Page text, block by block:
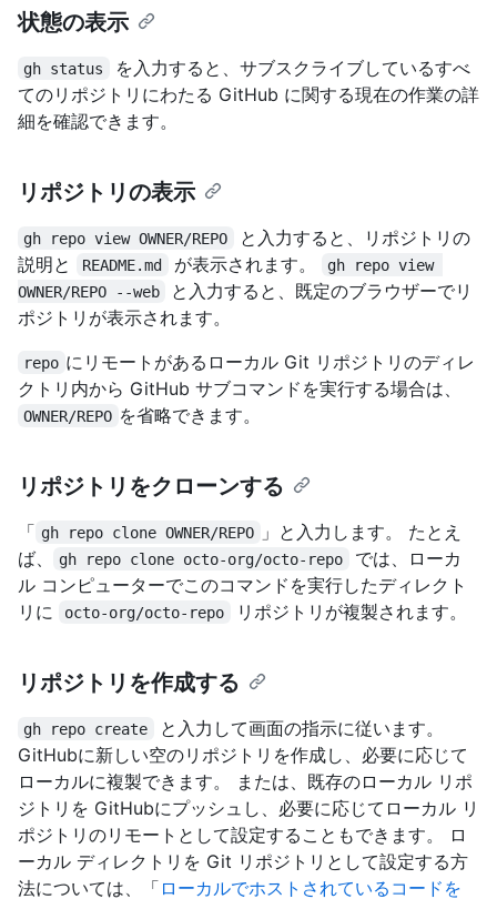
状態の表示
gh status
を入力すると、サブスクライブしているすべ
てのリポジトリにわたる GitHub に関する現在の作業の詳
細を確認できます。
リポジトリの表示
gh repo view OWNER/REPO
と入力すると、リポジトリの
説明と
README.md が表示されます。
gh repo view
OWNER/REPO --web
と入力すると、既定のブラウザーでリ
ポジトリが表示されます。
repo にリモートがあるローカル Git リポジトリのディレ
クトリ内から GitHub サブコマンドを実行する場合は、
OWNER/REPO を省略できます。
リポジトリをクローンする
「 gh repo clone OWNER/REPO
」と入力します。 たとえ
ば、
gh repo clone octo-org/octo-repo
では、ローカ
ル コンピューターでこのコマンドを実行したディレクト
リに
octo-org/octo-repo リポジトリが複製されます。
リポジトリを作成する
gh repo create
と入力して画面の指示に従います。
GitHubに新しい空のリポジトリを作成し、必要に応じて
ローカルに複製できます。 または、既存のローカル リポ
ジトリを GitHubにプッシュし、必要に応じてローカル リ
ポジトリのリモートとして設定することもできます。 ロ
ーカル ディレクトリを Git リポジトリとして設定する方
法については、「 ローカルでホストされているコードを